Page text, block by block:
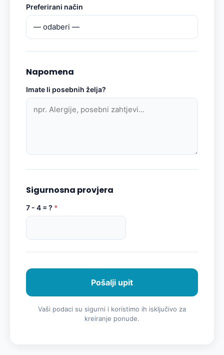
Preferirani način
Napomena
Imate li posebnih želja?
Sigurnosna provjera
7 - 4 = ? *
Pošalji upit
Vaši podaci su sigurni i koristimo ih isključivo za
kreiranje ponude.